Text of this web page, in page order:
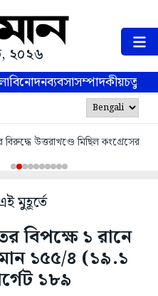
২০২৬
বিনোদনব্যবসাসম্পাদকীয়
উত্তরাখণ্ডে মিছিল কংগ্রেসের
মুহূর্তে
বিপক্ষে ১ রানে
১৫৫/৪ (১৯.১
১৮৯